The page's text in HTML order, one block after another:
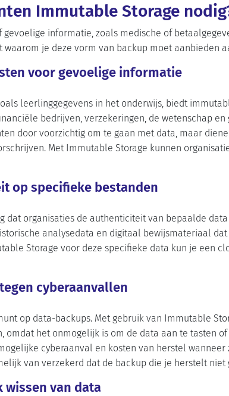
Immutable Storage
informatie, zoals medische of
je deze vorm van backup moet aanbieden
voor gevoelige informatie
leerlinggegevens in het onderwijs, biedt
bedrijven, verzekeringen, de wetenschap en
door voorzichtig om te gaan met data, maar
Met Immutable Storage kunnen
op specifieke bestanden
dat organisaties de authenticiteit van bepaalde
analysedata en digitaal bewijsmateriaal
Storage voor deze specifieke data kun je een
cyberaanvallen
op data-backups. Met gebruik van Immutable
het onmogelijk is om de data aan te tasten
cyberaanval en kosten van herstel
van verzekerd dat de backup die je herstelt
wissen van data